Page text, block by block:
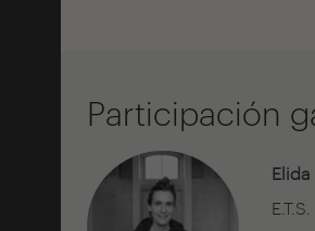
Participación